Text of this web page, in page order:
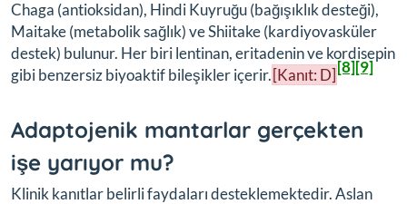
Chaga (antioksidan), Hindi Kuyruğu (bağışıklık desteği),
Maitake (metabolik sağlık) ve Shiitake (kardiyovasküler
destek) bulunur. Her biri lentinan, eritadenin ve kordisepin
gibi benzersiz biyoaktif bileşikler içerir.[Kanıt: D][8][9]
Adaptojenik mantarlar gerçekten
işe yarıyor mu?
Klinik kanıtlar belirli faydaları desteklemektedir. Aslan